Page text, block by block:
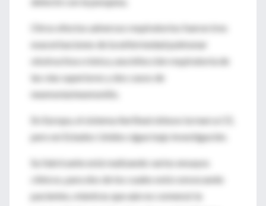
Otros efectos adversos respiratorios fueron tres
exacerbaciones de la enfermedad pulmonar
obstructiva crónica, una infección respiratoria de
las vías superiores y dos casos de
neumonía/neumonitis.
En Europa, el sistema AeriSeal obtuvo la marca CE,
pero en Estados Unidos sigue bajo investigación.
Su fabricante está realizando varios ensayos
clínicos, para dos de los cuales está convocando
pacientes, mientras que aún no comenzó la